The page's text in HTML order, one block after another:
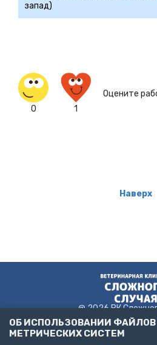
запад)
0 1
Оцените
Наверх
@ 2026 ВК
ОБ ИСПОЛЬЗОВАНИИ ФАЙЛОВ
МЕТРИЧЕСКИХ СИСТЕМ